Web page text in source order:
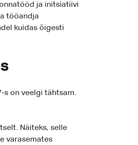
ja initsiatiivi
tööandja
kuidas õigesti
s on veelgi tähtsam.
Näiteks, selle
varasemates